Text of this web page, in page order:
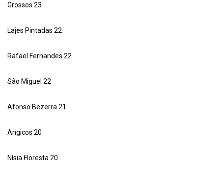
Grossos 23
Lajes Pintadas 22
Rafael Fernandes 22
São Miguel 22
Afonso Bezerra 21
Angicos 20
Nísia Floresta 20